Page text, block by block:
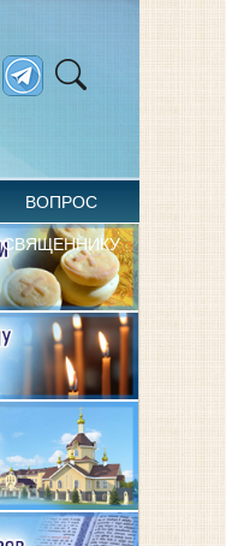
ВОПРОС
СВЯЩЕННИКУ